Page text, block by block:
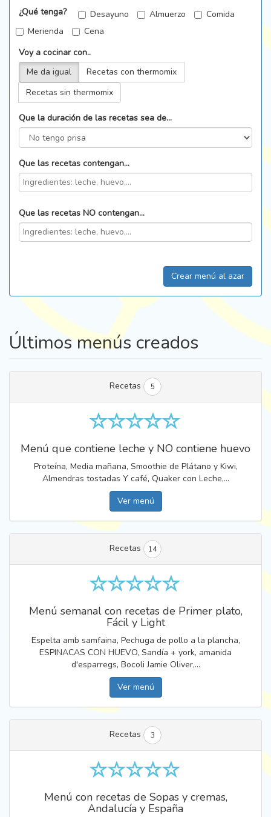
¿Qué tenga? Desayuno Almuerzo
Comida
Merienda
Cena
Voy a cocinar con..
Me da igual
Recetas con thermomix
Recetas sin thermomix
Que la duración de las recetas sea de...
Que las recetas contengan...
Que las recetas NO contengan...
Crear menú al azar
Últimos menús creados
Recetas 5
Menú que contiene leche y NO contiene huevo
Proteína, Media mañana, Smoothie de Plátano y Kiwi,
Almendras tostadas Y café, Quaker con Leche,...
Ver menú
Recetas 14
Menú semanal con recetas de Primer plato,
Fácil y Light
Espelta amb samfaina, Pechuga de pollo a la plancha,
ESPINACAS CON HUEVO, Sandía + york, amanida
d'esparregs, Bocoli Jamie Oliver,...
Ver menú
Recetas 3
Menú con recetas de Sopas y cremas,
Andalucía y España